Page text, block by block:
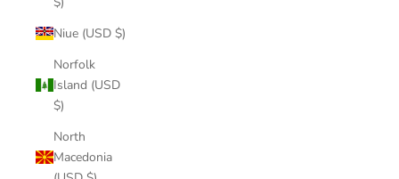
Niue (USD $)
Norfolk
Island (USD
$)
North
Macedonia